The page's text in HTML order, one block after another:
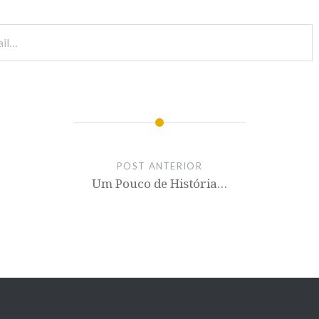
POST ANTERIOR
Um Pouco de História…